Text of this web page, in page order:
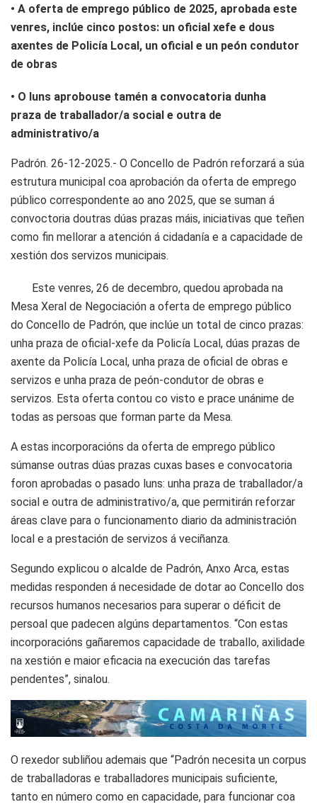
• A oferta de emprego público de 2025, aprobada este
venres, inclúe cinco postos: un oficial xefe e dous
axentes de Policía Local, un oficial e un peón condutor
de obras
• O luns aprobouse tamén a convocatoria dunha
praza de traballador/a social e outra de
administrativo/a
Padrón. 26-12-2025.- O Concello de Padrón reforzará a súa
estrutura municipal coa aprobación da oferta de emprego
público correspondente ao ano 2025, que se suman á
convoctoria doutras dúas prazas máis, iniciativas que teñen
como fin mellorar a atención á cidadanía e a capacidade de
xestión dos servizos municipais.
Este venres, 26 de decembro, quedou aprobada na
Mesa Xeral de Negociación a oferta de emprego público
do Concello de Padrón, que inclúe un total de cinco prazas:
unha praza de oficial-xefe da Policía Local, dúas prazas de
axente da Policía Local, unha praza de oficial de obras e
servizos e unha praza de peón-condutor de obras e
servizos. Esta oferta contou co visto e prace unánime de
todas as persoas que forman parte da Mesa.
A estas incorporacións da oferta de emprego público
súmanse outras dúas prazas cuxas bases e convocatoria
foron aprobadas o pasado luns: unha praza de traballador/a
social e outra de administrativo/a, que permitirán reforzar
áreas clave para o funcionamento diario da administración
local e a prestación de servizos á veciñanza.
Segundo explicou o alcalde de Padrón, Anxo Arca, estas
medidas responden á necesidade de dotar ao Concello dos
recursos humanos necesarios para superar o déficit de
persoal que padecen algúns departamentos. “Con estas
incorporacións gañaremos capacidade de traballo, axilidade
na xestión e maior eficacia na execución das tarefas
pendentes”, sinalou.
O rexedor subliñou ademais que “Padrón necesita un corpus
de traballadoras e traballadores municipais suficiente,
tanto en número como en capacidade, para funcionar coa